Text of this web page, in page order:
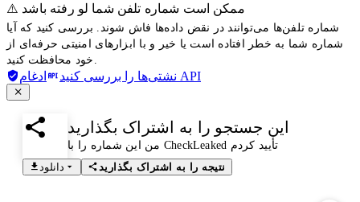
⚠️ ممکن است شماره تلفن شما لو رفته باشد
شماره تلفن‌ها می‌توانند در نقض داده‌ها فاش شوند. بررسی کنید که آیا
شماره شما به خطر افتاده است یا خیر و با ابزارهای امنیتی حرفه‌ای از
نشتی‌ها را بررسی کنید ادغام API
این جستجو را به اشتراک بگذارید
من این شماره را با CheckLeaked تأیید کردم
دانلود
نتیجه را به اشتراک بگذارید